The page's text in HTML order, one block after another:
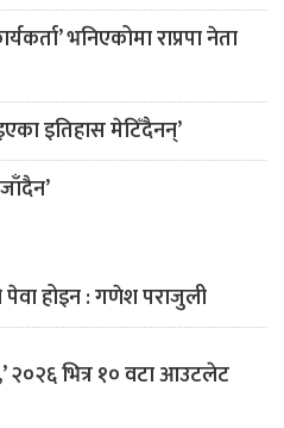
भनिएकोमा राप्रपा नेता
इतिहास मेटिँदैनन्’
होइन : गणेश पराजुली
२०२६ भित्र १० वटा आउटलेट